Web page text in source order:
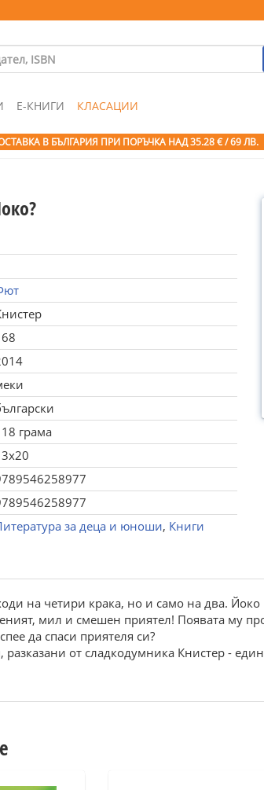
Е-КНИГИ КЛАСАЦИИ
В БЪЛГАРИЯ ПРИ ПОРЪЧКА НАД 35.28 € / 69 ЛВ.
грама
за деца и юноши, Книги
на четири крака, но и само на два.
мил и смешен приятел! Появата му
да спаси приятеля си?
от сладкодумника Книстер -